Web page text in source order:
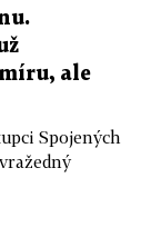
ale
Spojených